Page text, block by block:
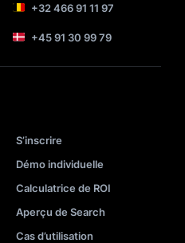
+32 466 91 11 97
+45 91 30 99 79
S’inscrire
Démo individuelle
Calculatrice de ROI
Aperçu de Search
Cas d’utilisation